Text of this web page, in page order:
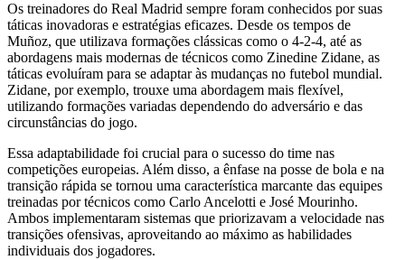
Os treinadores do Real Madrid sempre foram conhecidos por suas
táticas inovadoras e estratégias eficazes. Desde os tempos de
Muñoz, que utilizava formações clássicas como o 4-2-4, até as
abordagens mais modernas de técnicos como Zinedine Zidane, as
táticas evoluíram para se adaptar às mudanças no futebol mundial.
Zidane, por exemplo, trouxe uma abordagem mais flexível,
utilizando formações variadas dependendo do adversário e das
circunstâncias do jogo.
Essa adaptabilidade foi crucial para o sucesso do time nas
competições europeias. Além disso, a ênfase na posse de bola e na
transição rápida se tornou uma característica marcante das equipes
treinadas por técnicos como Carlo Ancelotti e José Mourinho.
Ambos implementaram sistemas que priorizavam a velocidade nas
transições ofensivas, aproveitando ao máximo as habilidades
individuais dos jogadores.